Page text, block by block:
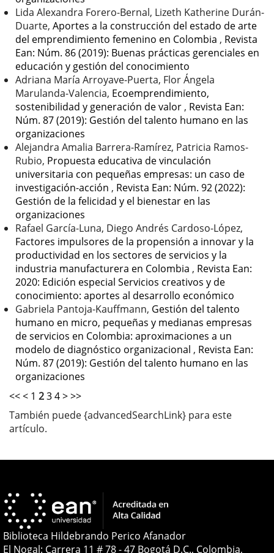
Lida Alexandra Forero-Bernal, Lizeth Katherine Durán-
Duarte, Aportes a la construcción del estado de arte
del emprendimiento femenino en Colombia , Revista
Ean: Núm. 86 (2019): Buenas prácticas gerenciales en
educación y gestión del conocimiento
Adriana María Arroyave-Puerta, Flor Ángela
Marulanda-Valencia, Ecoemprendimiento,
sostenibilidad y generación de valor , Revista Ean:
Núm. 87 (2019): Gestión del talento humano en las
organizaciones
Alejandra Amalia Barrera-Ramírez, Patricia Ramos-
Rubio, Propuesta educativa de vinculación
universitaria con pequeñas empresas: un caso de
investigación-acción , Revista Ean: Núm. 92 (2022):
Gestión de la felicidad y el bienestar en las
organizaciones
Rafael García-Luna, Diego Andrés Cardoso-López,
Factores impulsores de la propensión a innovar y la
productividad en los sectores de servicios y la
industria manufacturera en Colombia , Revista Ean:
2020: Edición especial Servicios creativos y de
conocimiento: aportes al desarrollo económico
Gabriela Pantoja-Kauffmann, Gestión del talento
humano en micro, pequeñas y medianas empresas
de servicios en Colombia: aproximaciones a un
modelo de diagnóstico organizacional , Revista Ean:
Núm. 87 (2019): Gestión del talento humano en las
organizaciones
<<< 1 234>>>
También puede {advancedSearchLink} para este
artículo.
Biblioteca Hildebrando Perico Afanador
El Nogal: Carrera 11 # 78 - 47 Bogotá D.C., Colombia,